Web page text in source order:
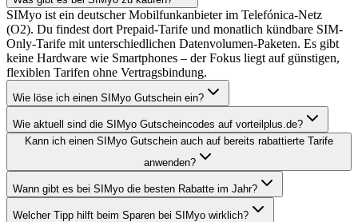
SIMyo ist ein deutscher Mobilfunkanbieter im Telefónica-Netz
(O2). Du findest dort Prepaid-Tarife und monatlich kündbare SIM-
Only-Tarife mit unterschiedlichen Datenvolumen-Paketen. Es gibt
keine Hardware wie Smartphones – der Fokus liegt auf günstigen,
flexiblen Tarifen ohne Vertragsbindung.
Wie löse ich einen SIMyo Gutschein ein?
Wie aktuell sind die SIMyo Gutscheincodes auf vorteilplus.de?
Kann ich einen SIMyo Gutschein auch auf bereits rabattierte Tarife
anwenden?
Wann gibt es bei SIMyo die besten Rabatte im Jahr?
Welcher Tipp hilft beim Sparen bei SIMyo wirklich?